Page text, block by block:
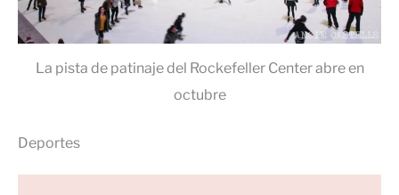
La pista de patinaje del Rockefeller Center abre en
octubre
Deportes